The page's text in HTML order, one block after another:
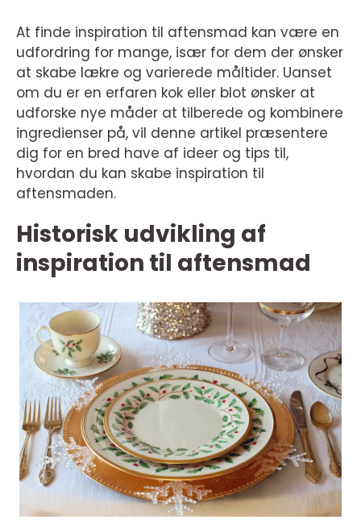
At finde inspiration til aftensmad kan være en
udfordring for mange, især for dem der ønsker
at skabe lækre og varierede måltider. Uanset
om du er en erfaren kok eller blot ønsker at
udforske nye måder at tilberede og kombinere
ingredienser på, vil denne artikel præsentere
dig for en bred have af ideer og tips til,
hvordan du kan skabe inspiration til
aftensmaden.
Historisk udvikling af
inspiration til aftensmad